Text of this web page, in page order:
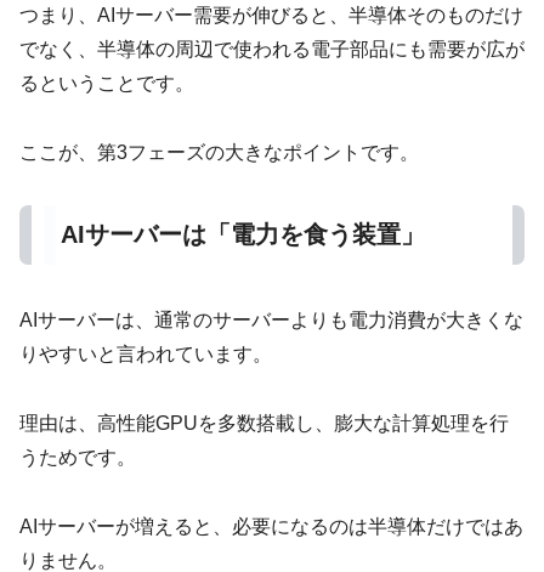
つまり、AIサーバー需要が伸びると、半導体そのものだけ
でなく、半導体の周辺で使われる電子部品にも需要が広が
るということです。
ここが、第3フェーズの大きなポイントです。
AIサーバーは「電力を食う装置」
AIサーバーは、通常のサーバーよりも電力消費が大きくな
りやすいと言われています。
理由は、高性能GPUを多数搭載し、膨大な計算処理を行
うためです。
AIサーバーが増えると、必要になるのは半導体だけではあ
りません。